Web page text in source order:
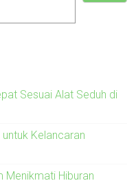
Sesuai Alat Seduh di
Kelancaran
Menikmati Hiburan